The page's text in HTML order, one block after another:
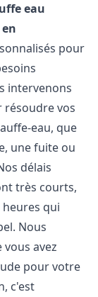
eau
pour
intervenons
vos
eau, que
une fuite ou
délais
très courts,
qui
Nous
avez
pour votre
c'est